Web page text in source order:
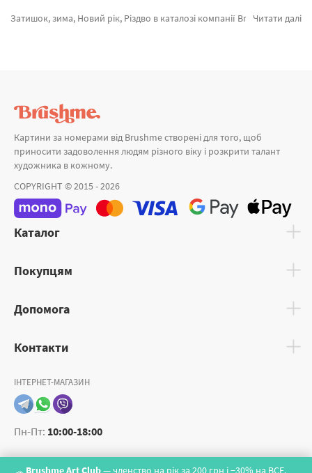
Brushme Art Club— членство на рік за 200 грн і −30% на ВСЕ.
Читати далі
Затишок, зима, Новий рік, Різдво в каталозі компанії Brushme.com.ua. На сторінці можна обрати Картина за номерами Срібні вершини BS54195 від провідного бренду Brushme який підкуповує авторським підходом. Будь-який товар з каталогу «Картини за номерами» надихне знайти у собі справжнього художника. Новорічна Прага, Нумо зимувати и Світанок на Лофотенських островах а также великий вибір позицій за оптимальними цінами. При замовленні Мона Лізу та картини за номерами природа, термінове відправлення в Бердянськ або будь-яку область. Жираф та картини за номерами в запоріжжі, придбайте прямо зараз!
Картини за номерами від Brushme створені для того, щоб
приносити задоволення людям різного віку і розкрити талант
художника в кожному.
COPYRIGHT © 2015 - 2026
Каталог
Покупцям
Допомога
Контакти
ІНТЕРНЕТ-МАГАЗИН
Пн-Пт: 10:00-18:00